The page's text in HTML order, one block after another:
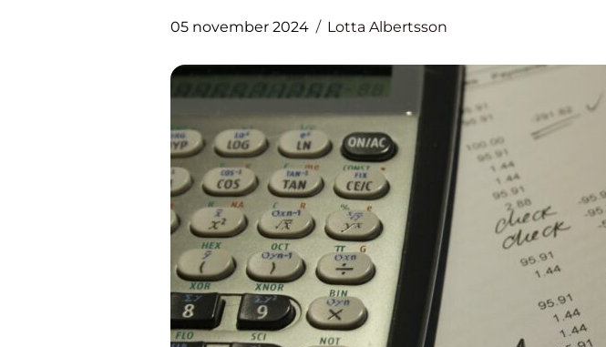
05 november 2024 Lotta Albertsson